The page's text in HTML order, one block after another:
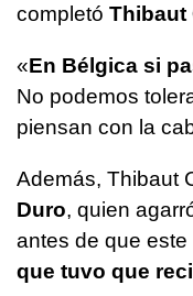
completó Thibaut
«En Bélgica si
No podemos
piensan con la
Además, Thibaut
Duro, quien
antes de que
que tuvo que